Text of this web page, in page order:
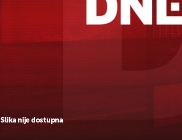
Slika nije dostupna